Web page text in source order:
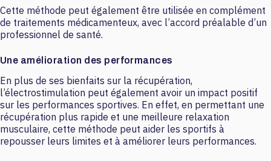
Cette méthode peut également être utilisée en complément
de traitements médicamenteux, avec l’accord préalable d’un
professionnel de santé.
Une amélioration des performances
En plus de ses bienfaits sur la récupération,
l’électrostimulation peut également avoir un impact positif
sur les performances sportives. En effet, en permettant une
récupération plus rapide et une meilleure relaxation
musculaire, cette méthode peut aider les sportifs à
repousser leurs limites et à améliorer leurs performances.